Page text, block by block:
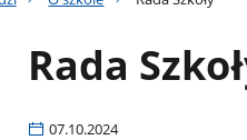
Rada
07.10.2024